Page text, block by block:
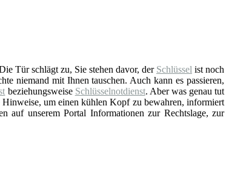
Tür schlägt zu, Sie stehen davor, der Schlüssel ist noch
niemand mit Ihnen tauschen. Auch kann es passieren,
beziehungsweise Schlüsselnotdienst. Aber was genau tut
um einen kühlen Kopf zu bewahren, informiert
auf unserem Portal Informationen zur Rechtslage, zur